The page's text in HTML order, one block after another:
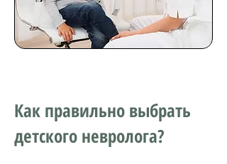
Как правильно выбрать
детского невролога?